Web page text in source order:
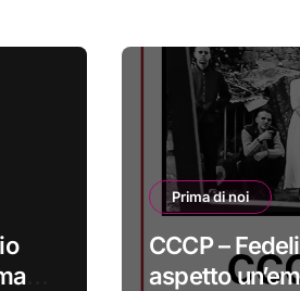
Prima di noi
CCCP –
aspetto